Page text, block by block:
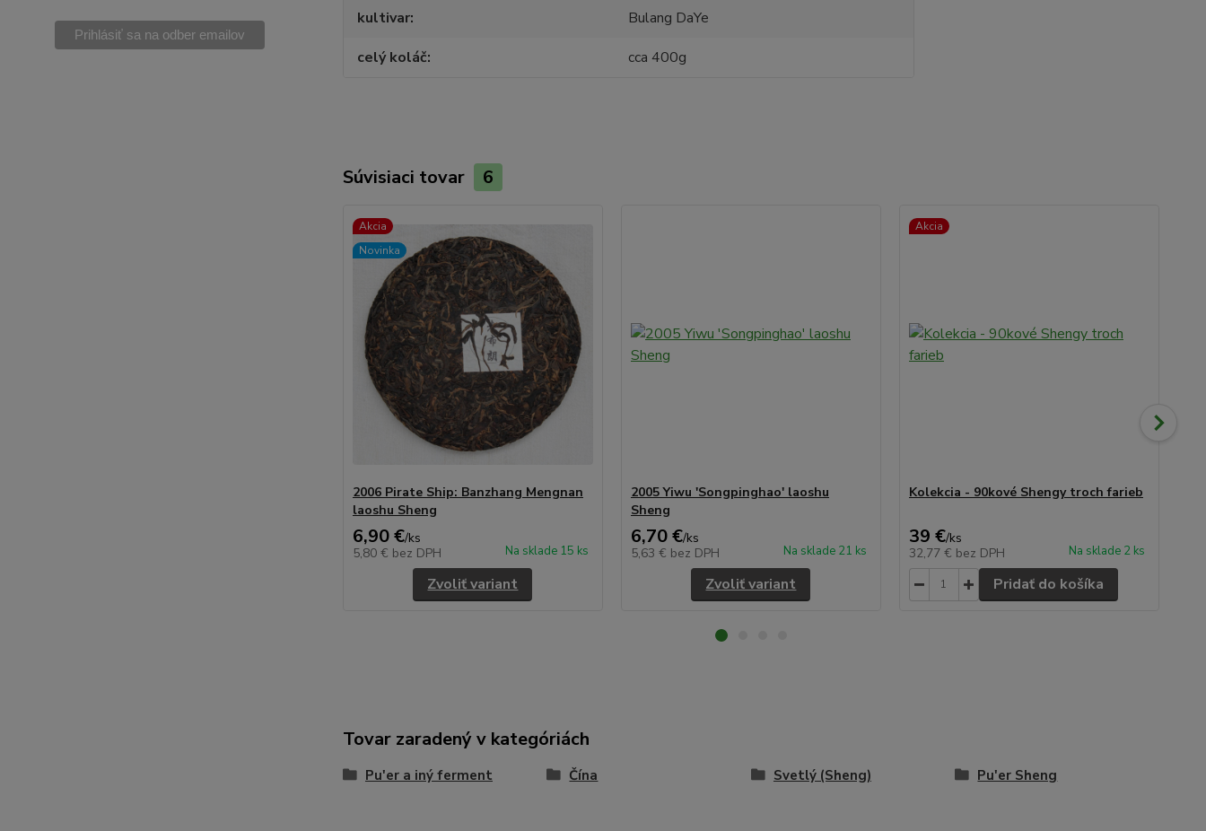
kultivar
Bulang DaYe
celý koláč
cca 400g
Súvisiaci tovar 6
Akcia
Novinka
2006 Pirate Ship: Banzhang Mengnan
laoshu Sheng
6,90 €/ks
5,80 € bez DPH Na sklade 15 ks
Zvoliť variant
2005 Yiwu 'Songpinghao' laoshu
Sheng
6,70 €/ks
5,63 € bez DPH Na sklade 21 ks
Zvoliť variant
Akcia
Kolekcia - 90kové Shengy troch farieb
39 €/ks
32,77 € bez DPH Na sklade 2 ks
Pridať do košíka
Tovar zaradený v kategóriách
Pu'er a iný ferment Čína Svetlý (Sheng) Pu'er Sheng